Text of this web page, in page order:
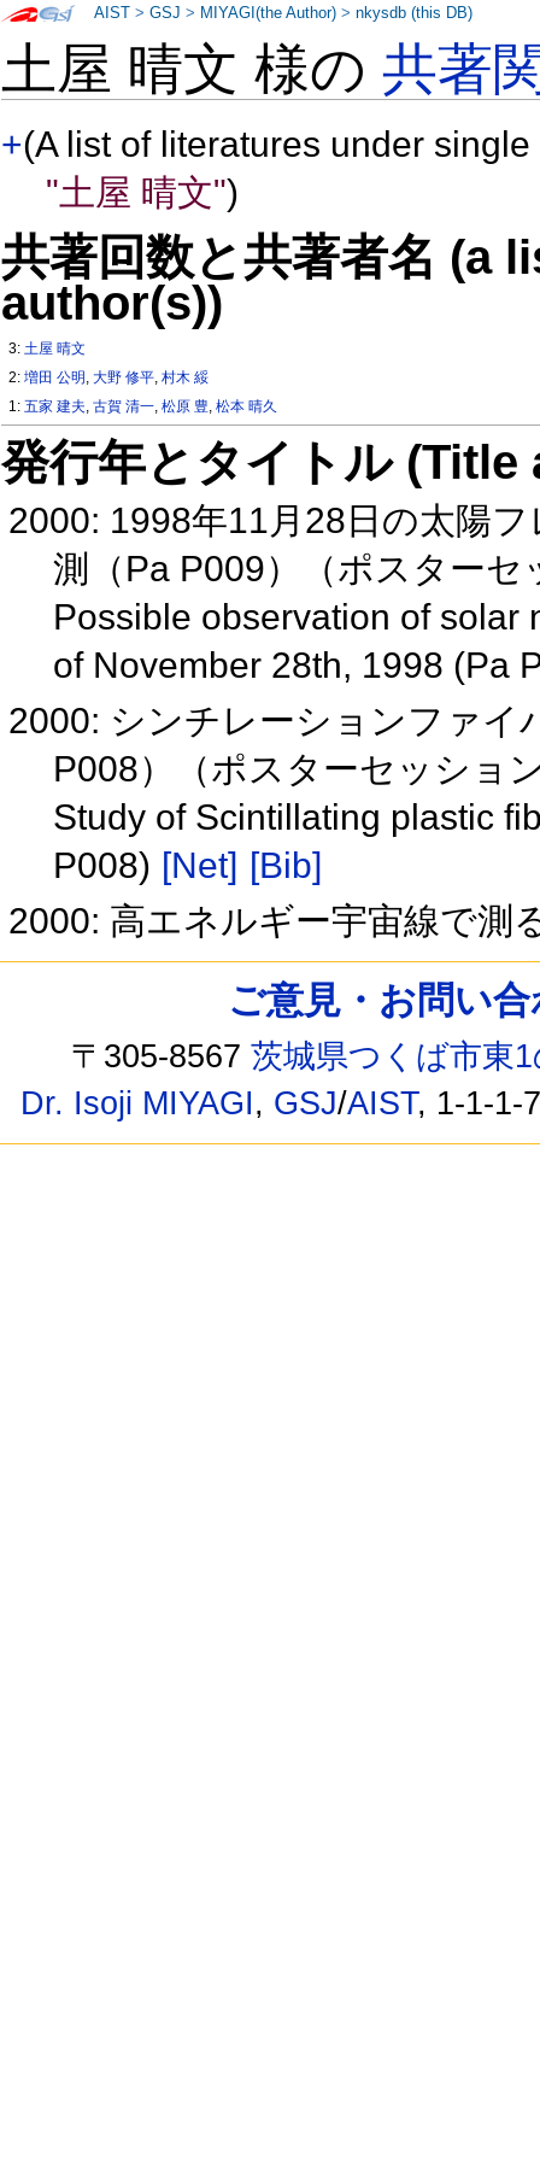
土屋 晴文 様の共著
+(A list of literatures under
"土屋 晴文")
共著回数と共著者名 (a
author(s))
3:土屋 晴文
2:増田 公明 ,大野 修平,村木 綏
1:五家 建夫,古賀 清一,松原 豊,松本 晴久
発行年とタイトル
2000: 1998年11月28日の太陽
測（Pa P009）（ポスター
Possible observation of solar
of November 28th, 1998 (Pa
2000: シンチレーションファイ
P008）（ポスターセッショ
Study of Scintillating plastic
P008) [Net] [Bib]
2000: 高エネルギー宇宙線で測
AIST >GSJ > MIYAGI(the Author) >nkysdb (this DB)
ご意見・お問い
〒305-8567茨城県つくば市東
Dr. Isoji MIYAGI, GSJ/AIST, 1-1-1-